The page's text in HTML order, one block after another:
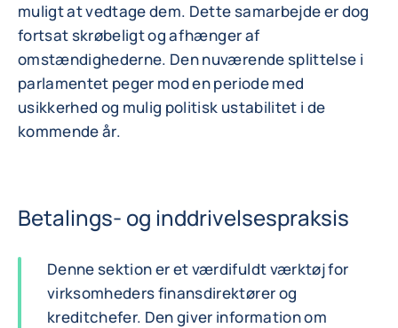
muligt at vedtage dem. Dette samarbejde er dog
fortsat skrøbeligt og afhænger af
omstændighederne. Den nuværende splittelse i
parlamentet peger mod en periode med
usikkerhed og mulig politisk ustabilitet i de
kommende år.
Betalings- og inddrivelsespraksis
Denne sektion er et værdifuldt værktøj for
virksomheders finansdirektører og
kreditchefer. Den giver information om